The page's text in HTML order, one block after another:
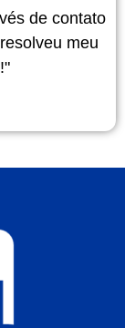
de contato
meu